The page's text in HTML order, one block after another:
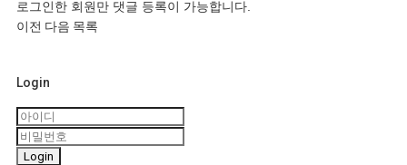
로그인한 회원만 댓글 등록이 가능합니다.
이전 다음 목록
Login
Login